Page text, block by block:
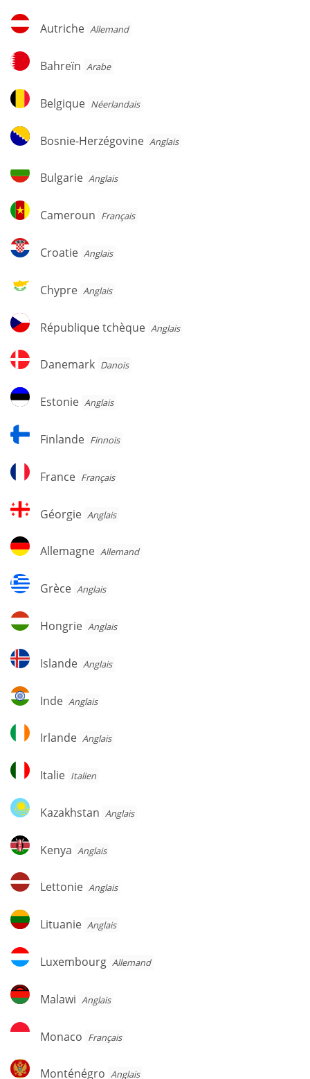
Autriche
Autriche Allemand
Bahreïn
Bahreïn Arabe
Belgique
Belgique Néerlandais
Bosnie-
Herzégovine
Bosnie-Herzégovine Anglais
Bulgarie
Bulgarie Anglais
Cameroun
Cameroun Français
Croatie
Croatie Anglais
Chypre
Chypre Anglais
République
tchèque
République tchèque Anglais
Danemark
Danemark Danois
Estonie
Estonie Anglais
Finlande
Finlande Finnois
France
France Français
Géorgie
Géorgie Anglais
Allemagne
Allemagne Allemand
Grèce
Grèce Anglais
Hongrie
Hongrie Anglais
Islande
Islande Anglais
Inde
Inde Anglais
Irlande
Irlande Anglais
Italie
Italie Italien
Kazakhstan
Kazakhstan Anglais
Kenya
Kenya Anglais
Lettonie
Lettonie Anglais
Lituanie
Lituanie Anglais
Luxembourg
Luxembourg Allemand
Malawi
Malawi Anglais
Monaco
Monaco Français
Monténégro
Monténégro Anglais